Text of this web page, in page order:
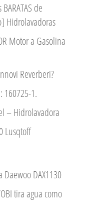
de
Hidrolavadoras
Motor a Gasolina
Reverberi?
160725-1.
– Hidrolavadora
Lusqtoff
DAX1130
tira agua como